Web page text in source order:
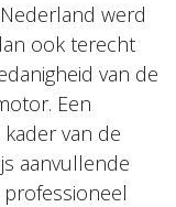
werd
ook terecht
van de
Een
van de
aanvullende